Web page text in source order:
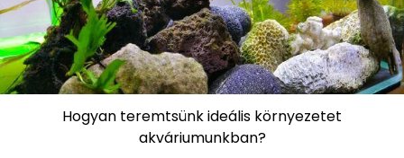
Hogyan teremtsünk ideális környezetet
akváriumunkban?